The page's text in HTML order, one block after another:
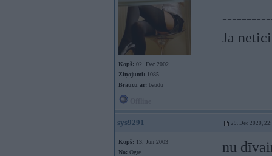
Kopš: 02. Dec 2002
Ziņojumi: 1085
Braucu ar: baudu
Ja
sys9291 29. Dec 2020,
Kopš: 13. Jun 2003
No: Ogre
nu